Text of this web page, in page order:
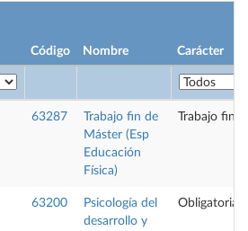
Código Nombre Carácter
63287
Trabajo fin de
Máster (Esp
Educación
Física)
Trabajo fin
63200
Psicología del
desarrollo y
Obligatoria